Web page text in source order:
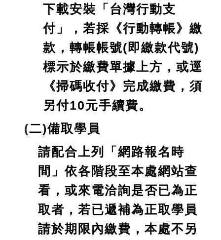
下載安裝「台灣行動支
付」，若採《行動轉帳》繳
款，轉帳帳號(即繳款代號)
標示於繳費單據上方，或逕
《掃碼收付》完成繳費，須
另付10元手續費。
(二)備取學員
請配合上列「網路報名時
間」依各階段至本處網站查
看，或來電洽詢是否已為正
取者，若已遞補為正取學員
請於期限內繳費，本處不另